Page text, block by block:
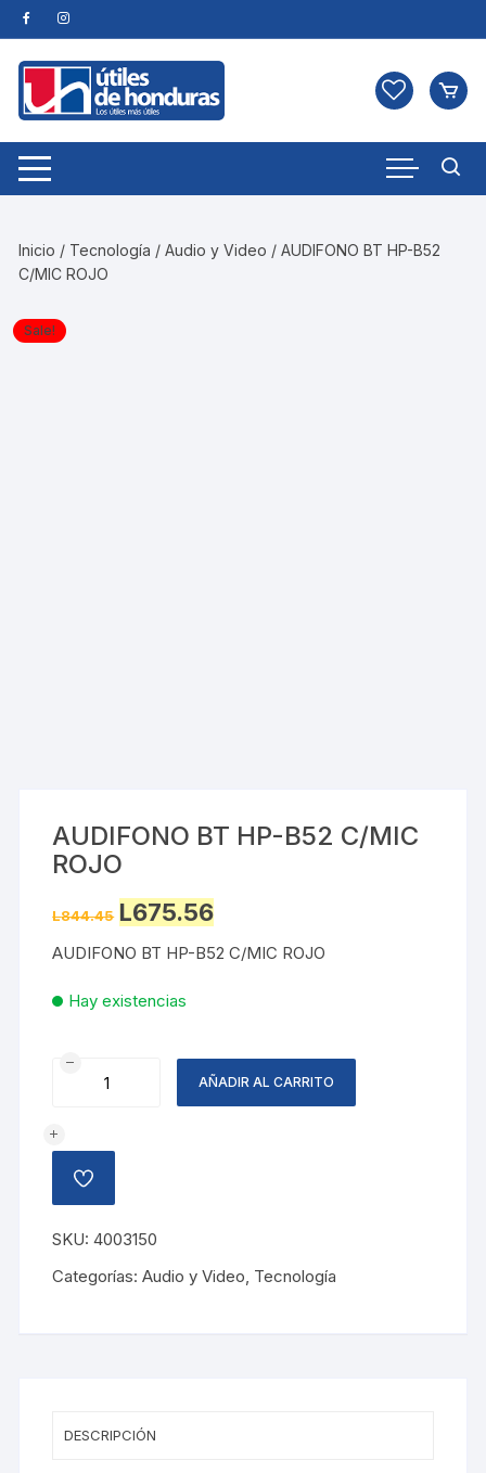
Skip
to
content
Inicio / Tecnología /Audio y Video / AUDIFONO BT HP-B52
C/MIC ROJO
Sale!
AUDIFONO BT HP-B52 C/MIC
ROJO
L844.45 Original
price
L844.45.
L675.56price
L675.56.
AUDIFONO BT HP-B52 C/MIC ROJO
Hay existencias
AUDIFONO
B52
C/MIC
ROJO
AÑADIR AL CARRITO
AÑADIR
A
LISTA
DE
DESEOS
SKU:4003150
Categorías:Audio y Video, Tecnología
DESCRIPCIÓN